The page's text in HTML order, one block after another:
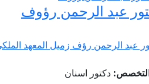
عبد الرحمن رؤوف
عبد الرحمن رؤف زميل المعهد
دكتور اسنان